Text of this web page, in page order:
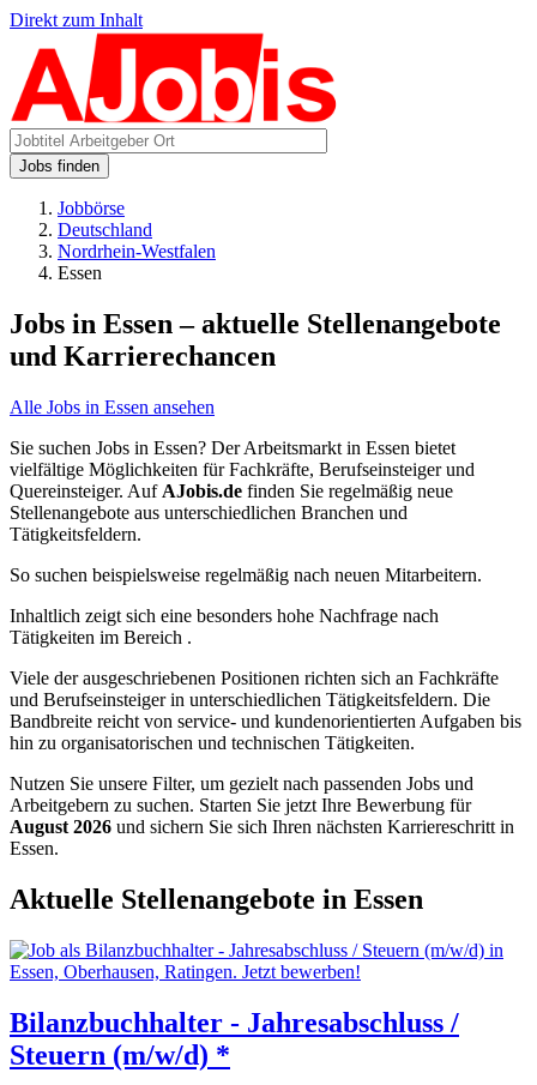
Direkt zum Inhalt
Jobs finden
Jobbörse
Deutschland
Nordrhein-Westfalen
Essen
Jobs in Essen – aktuelle Stellenangebote
und Karrierechancen
Alle Jobs in Essen ansehen
Sie suchen Jobs in Essen? Der Arbeitsmarkt in Essen bietet
vielfältige Möglichkeiten für Fachkräfte, Berufseinsteiger und
Quereinsteiger. Auf AJobis.de finden Sie regelmäßig neue
Stellenangebote aus unterschiedlichen Branchen und
Tätigkeitsfeldern.
So suchen beispielsweise regelmäßig nach neuen Mitarbeitern.
Inhaltlich zeigt sich eine besonders hohe Nachfrage nach
Tätigkeiten im Bereich .
Viele der ausgeschriebenen Positionen richten sich an Fachkräfte
und Berufseinsteiger in unterschiedlichen Tätigkeitsfeldern. Die
Bandbreite reicht von service- und kundenorientierten Aufgaben bis
hin zu organisatorischen und technischen Tätigkeiten.
Nutzen Sie unsere Filter, um gezielt nach passenden Jobs und
Arbeitgebern zu suchen. Starten Sie jetzt Ihre Bewerbung für
August 2026 und sichern Sie sich Ihren nächsten Karriereschritt in
Essen.
Aktuelle Stellenangebote in Essen
Bilanzbuchhalter - Jahresabschluss /
Steuern (m/w/d) *